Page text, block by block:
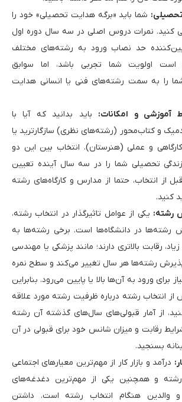
شما باید «برگه هدایت تحصیلی» خود را
کنید. نمرات دروس اصلی در سه سال دوره اول
حد نصاب ورود به رشته‌های مختلف
اولویت شما تجربی باشد، اما سوابق
را به سمت رشته‌های فنی یا انسانی هدایت
آموزشی و امکانات: باید بدانید که آیا با
و کتاب‌محور (رشته‌های نظری) سازگارترید یا
و عملی (هنرستان). انتخاب بین این دو
تحصیلی شما را در سه سال آینده تعیین
از انتخاب، حتما از مدارس و کارگاه‌های رشته
کنید.
رشته: یکی از عوامل تاثیرگذار در انتخاب رشته،
رشته‌ها در دانشگاه‌ها است. برخی رشته‌ها به
رقابت بالاتری دارند؛ مانند پزشکی یا مهندسی
رشته‌ها هر سال تغییر می‌کند و سطح نمره
برای ورود به آن‌ها بالا یا پایین می‌رود. بنابراین
انتخاب رشته درباره ظرفیت رشته مورد علاقه
از آمار قبولی‌های سال‌های گذشته آن رشته
رقابت و میزان شانس خود برای قبولی در آن
بسنجید.
درآمد و بازار کار از مهم‌ترین معیارهای اجتماعی
رشته و همچنین یکی از مهم‌ترین دغدغه‌های
و والدین هنگام انتخاب رشته است. داشتن